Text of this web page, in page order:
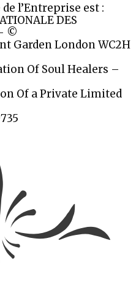
l’Entreprise est :
DES
©
Garden London WC2H
Of Soul Healers –
Of a Private Limited